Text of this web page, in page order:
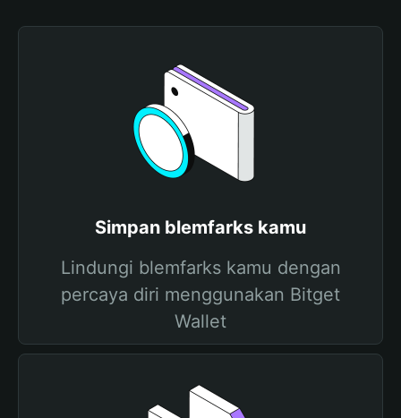
Simpan blemfarks kamu
Lindungi blemfarks kamu dengan
percaya diri menggunakan Bitget
Wallet